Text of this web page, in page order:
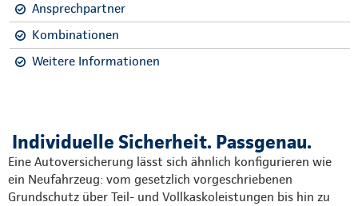
Ansprechpartner
Kombinationen
Weitere Informationen
Individuelle Sicherheit. Passgenau.
Eine Autoversicherung lässt sich ähnlich konfigurieren wie
ein Neufahrzeug: vom gesetzlich vorgeschriebenen
Grundschutz über Teil- und Vollkaskoleistungen bis hin zu